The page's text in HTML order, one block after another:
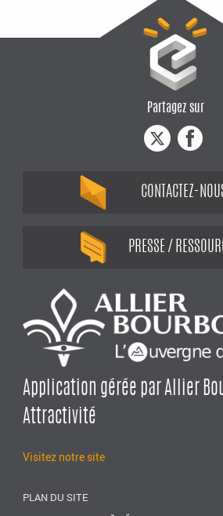
Application gérée par Allier
Attractivité
Visitez notre site
Partagez sur
CONTACTEZ-
PRESSE /
PLAN DU SITE